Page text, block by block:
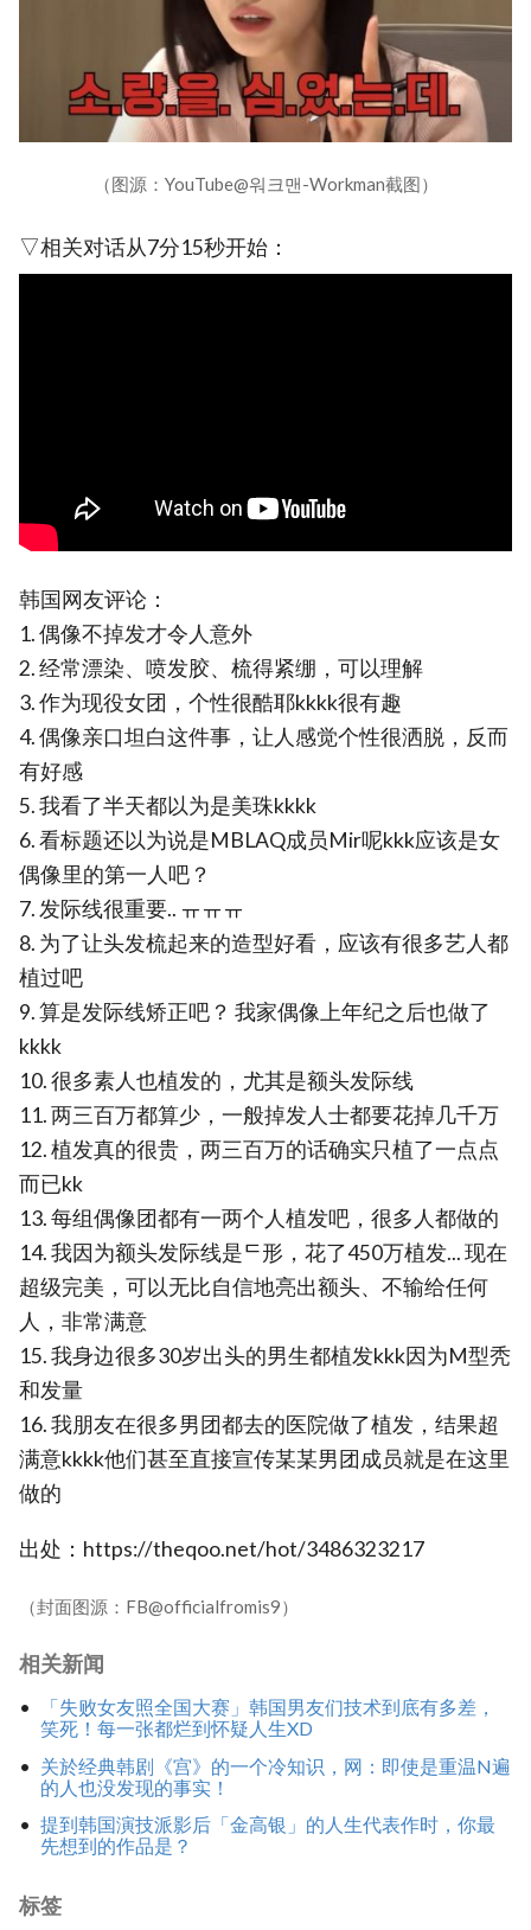
（图源：YouTube@워크맨-Workman截图）
▽相关对话从7分15秒开始：
韩国网友评论：
1. 偶像不掉发才令人意外
2. 经常漂染、喷发胶、梳得紧绷，可以理解
3. 作为现役女团，个性很酷耶kkkk很有趣
4. 偶像亲口坦白这件事，让人感觉个性很洒脱，反而
有好感
5. 我看了半天都以为是美珠kkkk
6. 看标题还以为说是MBLAQ成员Mir呢kkk应该是女
偶像里的第一人吧？
7. 发际线很重要.. ㅠㅠㅠ
8. 为了让头发梳起来的造型好看，应该有很多艺人都
植过吧
9. 算是发际线矫正吧？ 我家偶像上年纪之后也做了
kkkk
10. 很多素人也植发的，尤其是额头发际线
11. 两三百万都算少，一般掉发人士都要花掉几千万
12. 植发真的很贵，两三百万的话确实只植了一点点
而已kk
13. 每组偶像团都有一两个人植发吧，很多人都做的
14. 我因为额头发际线是ᄃ形，花了450万植发... 现在
超级完美，可以无比自信地亮出额头、不输给任何
人，非常满意
15. 我身边很多30岁出头的男生都植发kkk因为M型秃
和发量
16. 我朋友在很多男团都去的医院做了植发，结果超
满意kkkk他们甚至直接宣传某某男团成员就是在这里
做的
出处：https://theqoo.net/hot/3486323217
（封面图源：FB@officialfromis9）
相关新闻
「失败女友照全国大赛」韩国男友们技术到底有多差，
笑死！每一张都烂到怀疑人生XD
关於经典韩剧《宫》的一个冷知识，网：即使是重温N遍
的人也没发现的事实！
提到韩国演技派影后「金高银」的人生代表作时，你最
先想到的作品是？
标签